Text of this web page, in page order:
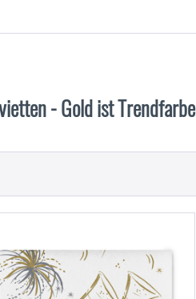
- Gold ist Trendfarbe